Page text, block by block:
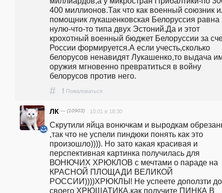
400 миллионов.Так что как военный союзник
помощник лукашенковская Белоруссия равна
нулю-что-то типа двух Эстоний.Да и этот
крохотный военный бюджет Белоруссии за
России формируется.А если учесть,сколько
белорусов ненавидят Лукашенко,то выдача
оружия мгновенно превратиться в войну
белорусов против него.
# ! Пожаловаться
ЛК — (10903) 10.01 в 18:30
Скрутили яйца вонючкам и выродкам
,так что не успели пиндюки понять как это
произошло)))). Но зато какая красивая и
перспективная картинка получилась для
ВОНЮЧИХ ХРЮКЛОВ с мечтами о параде на
КРАСНОЙ ПЛОЩАДИ ВЕЛИКОЙ
РОССИИ))))ХРЮКЛЫ! Не успеете доползти до
своего ХРЮЩАТИКА,как получите ПИНКА В